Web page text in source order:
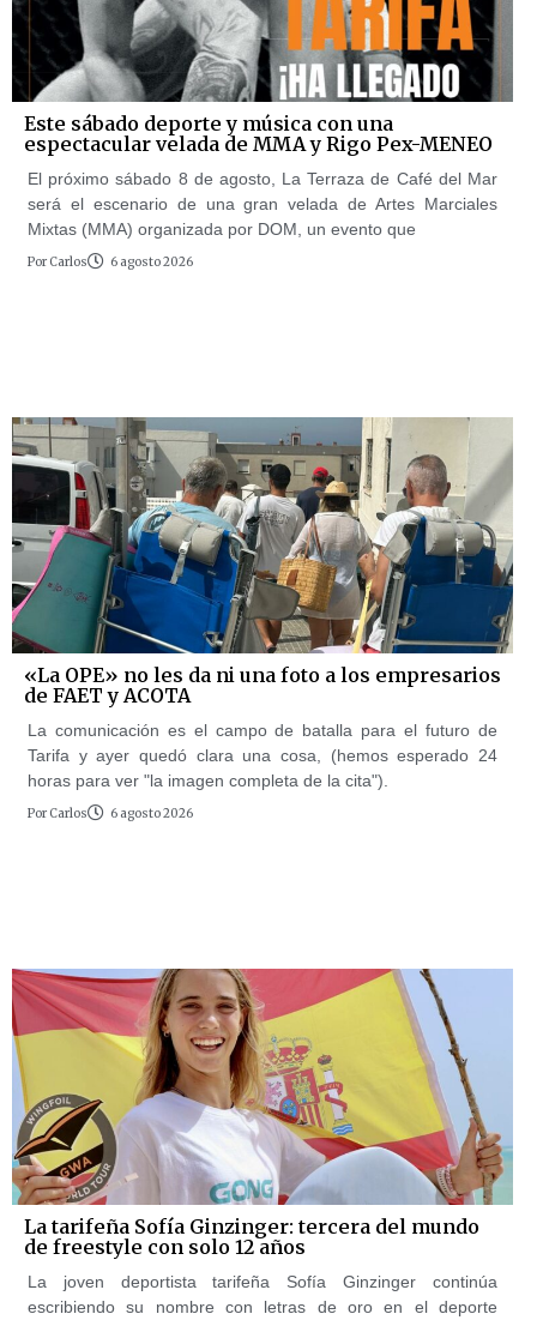
Este sábado deporte y música con una
espectacular velada de MMA y Rigo Pex-MENEO
El próximo sábado 8 de agosto, La Terraza de Café del Mar
será el escenario de una gran velada de Artes Marciales
Mixtas (MMA) organizada por DOM, un evento que
Por Carlos 6 agosto 2026
«La OPE» no les da ni una foto a los empresarios
de FAET y ACOTA
La comunicación es el campo de batalla para el futuro de
Tarifa y ayer quedó clara una cosa, (hemos esperado 24
horas para ver "la imagen completa de la cita").
Por Carlos 6 agosto 2026
La tarifeña Sofía Ginzinger: tercera del mundo
de freestyle con solo 12 años
La joven deportista tarifeña Sofía Ginzinger continúa
escribiendo su nombre con letras de oro en el deporte